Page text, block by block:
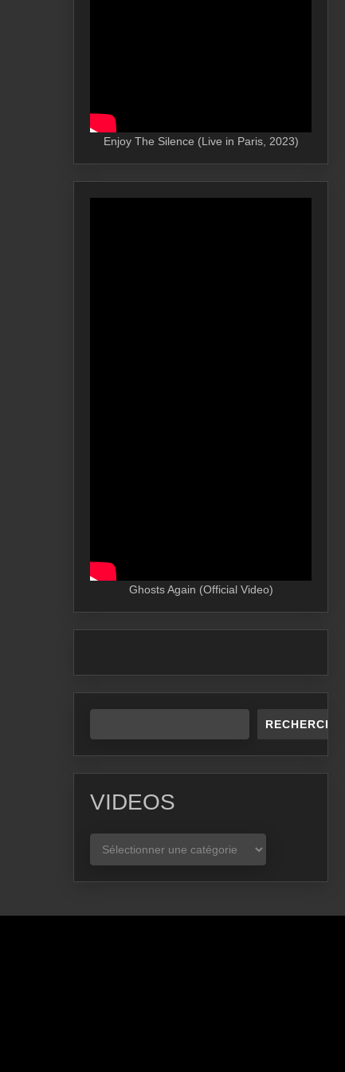
Enjoy The Silence (Live in Paris, 2023)
Ghosts Again (Official Video)
RECHERCHER
VIDEOS
VIDEOS